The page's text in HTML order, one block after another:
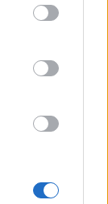
may click to
tags to
Google
di